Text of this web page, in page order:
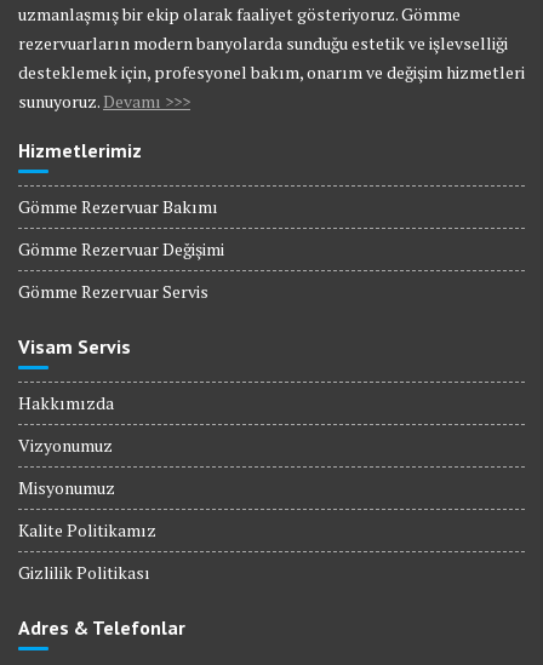
uzmanlaşmış bir ekip olarak faaliyet gösteriyoruz. Gömme
rezervuarların modern banyolarda sunduğu estetik ve işlevselliği
desteklemek için, profesyonel bakım, onarım ve değişim hizmetleri
sunuyoruz. Devamı >>>
Hizmetlerimiz
Gömme Rezervuar Bakımı
Gömme Rezervuar Değişimi
Gömme Rezervuar Servis
Visam Servis
Hakkımızda
Vizyonumuz
Misyonumuz
Kalite Politikamız
Gizlilik Politikası
Adres & Telefonlar